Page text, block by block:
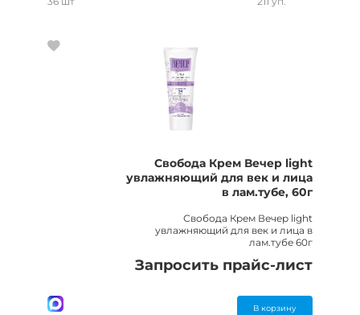
Свобода Крем Вечер light
увлажняющий для век и лица
в лам.тубе, 60г
Свобода Крем Вечер light
увлажняющий для век и лица в
лам.тубе 60г
Запросить прайс-лист
В корзину